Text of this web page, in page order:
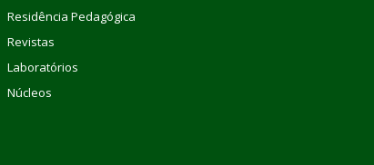
Residência Pedagógica
Revistas
Laboratórios
Núcleos